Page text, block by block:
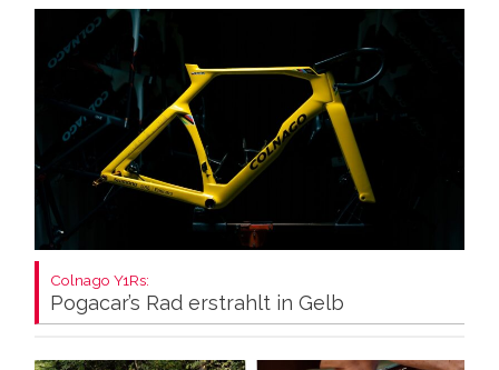
Colnago Y1Rs:
Pogacar’s Rad erstrahlt in Gelb